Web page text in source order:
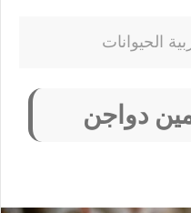
الحيوانات
دواجن